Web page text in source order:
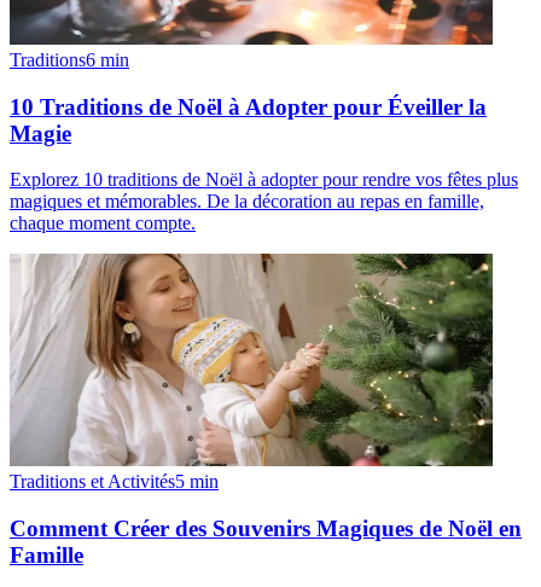
Traditions6 min
10 Traditions de Noël à Adopter pour Éveiller la
Magie
Explorez 10 traditions de Noël à adopter pour rendre vos fêtes plus
magiques et mémorables. De la décoration au repas en famille,
chaque moment compte.
Traditions et Activités5 min
Comment Créer des Souvenirs Magiques de Noël en
Famille